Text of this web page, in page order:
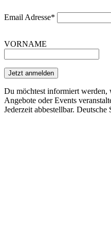
Email Adresse*
VORNAME
Du möchtest informiert
Angebote oder Events
Jederzeit abbestellbar.